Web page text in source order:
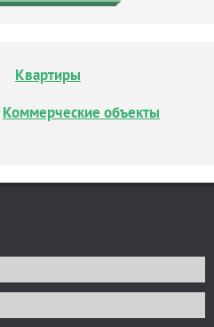
Квартиры
Коммерческие объекты